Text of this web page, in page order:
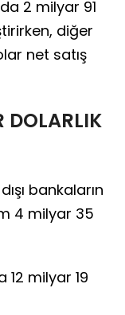
2 milyar 91
diğer
net satış
DOLARLIK
bankaların
4 milyar 35
12 milyar 19